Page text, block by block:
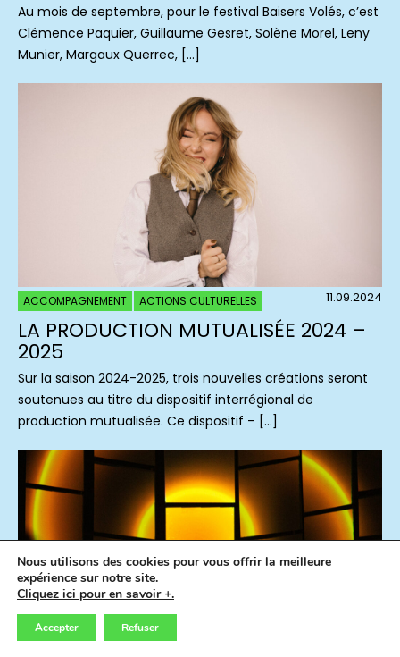
Au mois de septembre, pour le festival Baisers Volés, c’est
Clémence Paquier, Guillaume Gesret, Solène Morel, Leny
Munier, Margaux Querrec, […]
ACCOMPAGNEMENT ACTIONS CULTURELLES 11.09.2024
LA PRODUCTION MUTUALISÉE 2024 –
2025
Sur la saison 2024-2025, trois nouvelles créations seront
soutenues au titre du dispositif interrégional de
production mutualisée. Ce dispositif – […]
Nous utilisons des cookies pour vous offrir la meilleure
expérience sur notre site.
Cliquez ici pour en savoir +.
Accepter Refuser